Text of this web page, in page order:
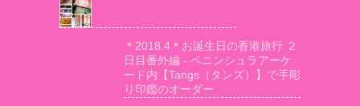
＊2018.4＊お誕生日の香港旅行 ２
日目番外編 - ペニンシュラアーケ
ード内【Tangs（タンズ）】で手彫
り印鑑のオーダー